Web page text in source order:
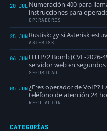
20 JUL Numeración 400 para
instrucciones para
OPERADORES
25 JUN Rustisk: ¿y si Asterisk
ASTERISK
06 JUN HTTP/2 Bomb (CVE-
servidor web en segundos
SEGURIDAD
05 JUN¿Eres operador de VoIP?
teléfono de atención 24
REGULACIÓN
CATEGORÍAS